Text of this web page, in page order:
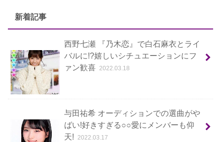
新着記事
西野七瀬 『乃木恋』で白石麻衣とライ
バルに!?嬉しいシチュエーションにフ
ァン歓喜
2022.03.18
与田祐希 オーディションでの選曲がや
ばい!好きすぎる○○愛にメンバーも仰
天!
2022.03.17